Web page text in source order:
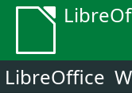
LibreOffice